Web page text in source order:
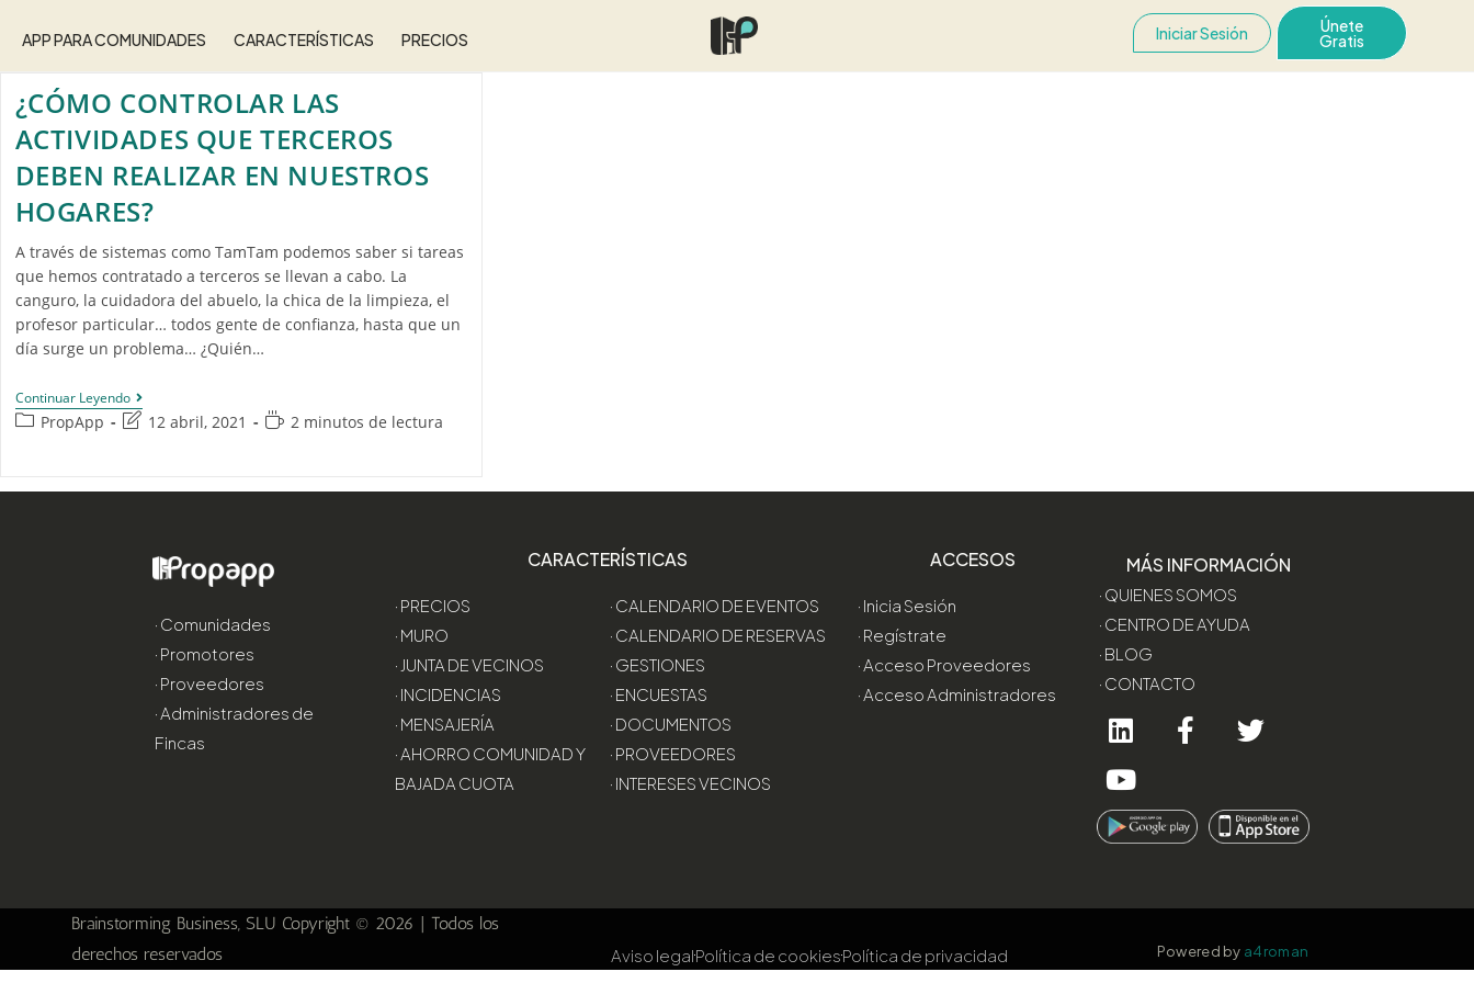
APP PARA COMUNIDADES CARACTERÍSTICAS PRECIOS Iniciar Sesión Únete
Gratis
¿CÓMO CONTROLAR LAS
ACTIVIDADES QUE TERCEROS
DEBEN REALIZAR EN NUESTROS
HOGARES?
A través de sistemas como TamTam podemos saber si tareas
que hemos contratado a terceros se llevan a cabo. La
canguro, la cuidadora del abuelo, la chica de la limpieza, el
profesor particular… todos gente de confianza, hasta que un
día surge un problema… ¿Quién…
Continuar Leyendo
PropApp 12 abril, 2021 2 minutos de lectura
· Comunidades
· Promotores
· Proveedores
· Administradores de
Fincas
CARACTERÍSTICAS
· PRECIOS
· MURO
· JUNTA DE VECINOS
· INCIDENCIAS
· MENSAJERÍA
· AHORRO COMUNIDAD Y
BAJADA CUOTA
· CALENDARIO DE EVENTOS
· CALENDARIO DE RESERVAS
· GESTIONES
· ENCUESTAS
· DOCUMENTOS
· PROVEEDORES
· INTERESES VECINOS
ACCESOS
· Inicia Sesión
· Regístrate
· Acceso Proveedores
· Acceso Administradores
MÁS INFORMACIÓN
· QUIENES SOMOS
· CENTRO DE AYUDA
· BLOG
· CONTACTO
Brainstorming Business, SLU Copyright © 2026 | Todos los
derechos reservados
Aviso legalPolítica de cookiesPolítica de privacidad Powered by a4roman